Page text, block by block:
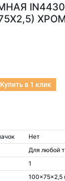
Купить в 1 клик
Нет
Для любой
1
100x75x2,5